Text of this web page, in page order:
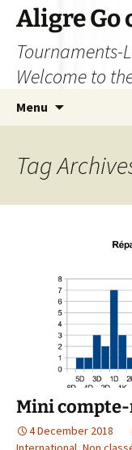
Skip
content
Aligre Go
Welcome to
Menu
Tag
Mini
4 December 2018